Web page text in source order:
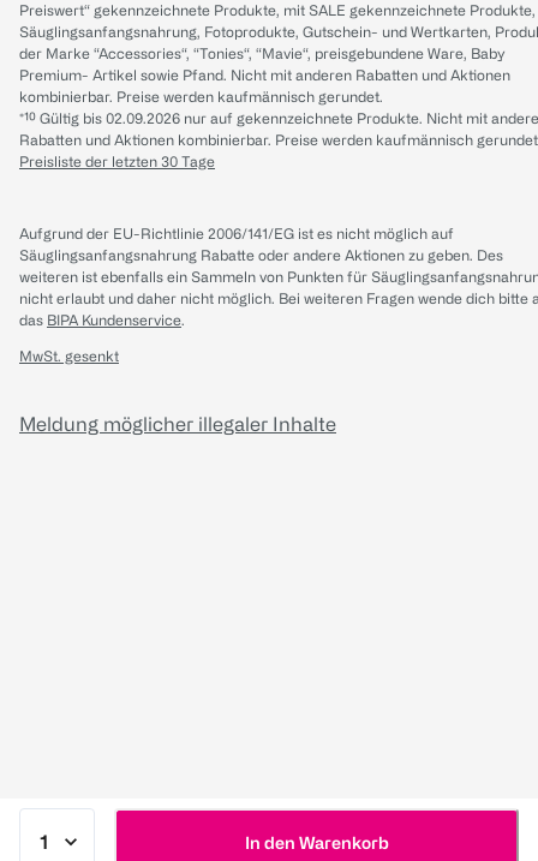
In den Warenkorb
Preiswert“ gekennzeichnete Produkte, mit SALE gekennzeichnete Produkte,
Säuglingsanfangsnahrung, Fotoprodukte, Gutschein- und Wertkarten,
der Marke “Accessories“, “Tonies“, “Mavie“, preisgebundene Ware, Baby
Premium- Artikel sowie Pfand. Nicht mit anderen Rabatten und Aktionen
kombinierbar. Preise werden kaufmännisch gerundet.
*¹⁰ Gültig bis 02.09.2026 nur auf gekennzeichnete Produkte. Nicht mit
Rabatten und Aktionen kombinierbar. Preise werden kaufmännisch
Preisliste der letzten 30 Tage
Aufgrund der EU-Richtlinie 2006/141/EG ist es nicht möglich auf
Säuglingsanfangsnahrung Rabatte oder andere Aktionen zu geben. Des
weiteren ist ebenfalls ein Sammeln von Punkten für
nicht erlaubt und daher nicht möglich. Bei weiteren Fragen wende dich bitte
das BIPA Kundenservice.
MwSt. gesenkt
Meldung möglicher illegaler Inhalte